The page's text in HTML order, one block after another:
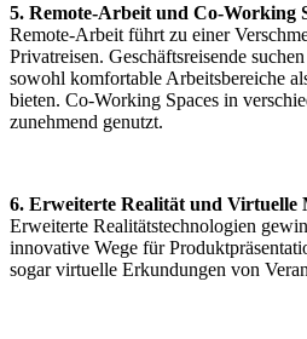
5. Remote-Arbeit und Co-Working
Remote-Arbeit führt zu einer
Privatreisen. Geschäftsreisende
sowohl komfortable Arbeitsbereiche
bieten. Co-Working Spaces in
zunehmend genutzt.
6. Erweiterte Realität und Virtuelle
Erweiterte Realitätstechnologien
innovative Wege für
sogar virtuelle Erkundungen von